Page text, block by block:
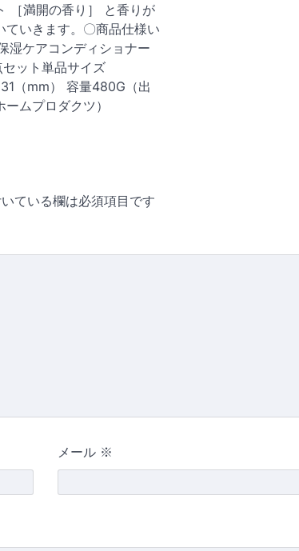
［満開の香り］ と香りが
ていきます。〇商品仕様い
湿ケアコンディショナー
ット単品サイズ
（mm） 容量480G（出
ムプロダクツ）
ている欄は必須項目です
メール ※